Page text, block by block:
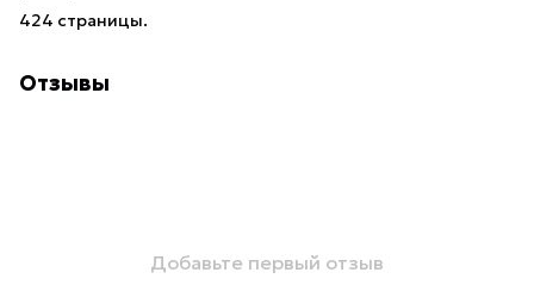
424 страницы.
Отзывы
Добавьте первый отзыв